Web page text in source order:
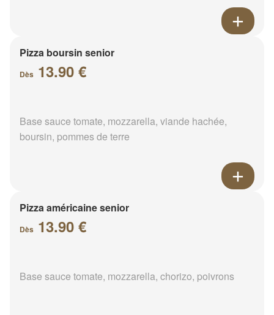
Pizza boursin senior
Dès 13.90 €
Base sauce tomate, mozzarella, viande hachée,
boursin, pommes de terre
Pizza américaine senior
Dès 13.90 €
Base sauce tomate, mozzarella, chorizo, poivrons